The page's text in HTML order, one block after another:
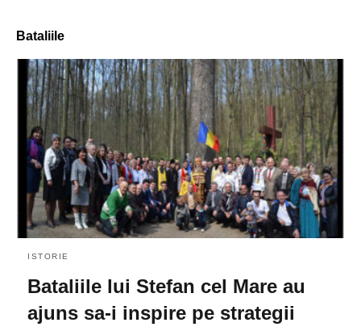
Bataliile
ISTORIE
Bataliile lui Stefan cel Mare au
ajuns sa-i inspire pe strategii